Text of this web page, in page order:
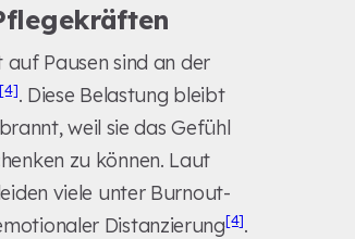
Pausen sind an der
[4]. Diese Belastung bleibt
weil sie das Gefühl
zu können. Laut
viele unter Burnout-
Distanzierung[4].